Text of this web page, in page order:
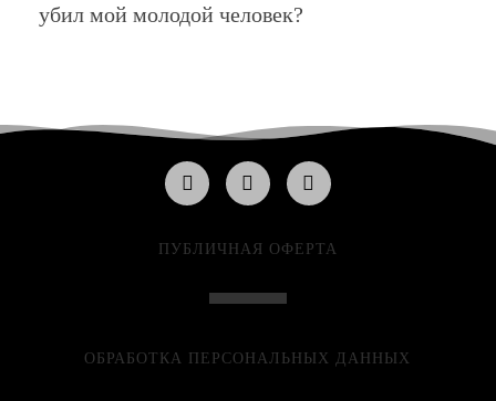
убил мой молодой человек?
ПУБЛИЧНАЯ ОФЕРТА
ОБРАБОТКА ПЕРСОНАЛЬНЫХ ДАННЫХ